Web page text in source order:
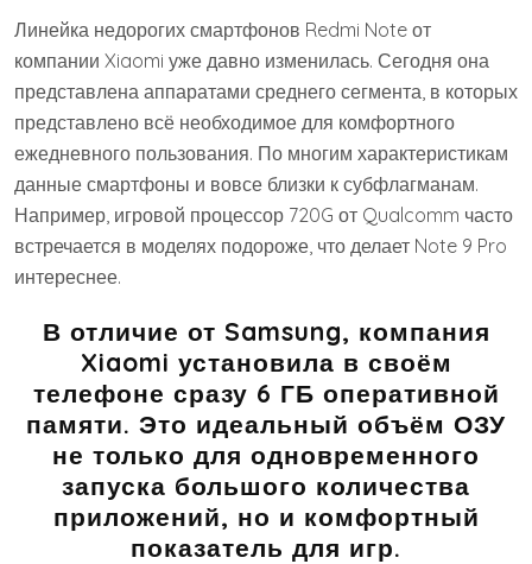
Линейка недорогих смартфонов Redmi Note от
компании Xiaomi уже давно изменилась. Сегодня она
представлена аппаратами среднего сегмента, в которых
представлено всё необходимое для комфортного
ежедневного пользования. По многим характеристикам
данные смартфоны и вовсе близки к субфлагманам.
Например, игровой процессор 720G от Qualcomm часто
встречается в моделях подороже, что делает Note 9 Pro
интереснее.
В отличие от Samsung, компания
Xiaomi установила в своём
телефоне сразу 6 ГБ оперативной
памяти. Это идеальный объём ОЗУ
не только для одновременного
запуска большого количества
приложений, но и комфортный
показатель для игр.